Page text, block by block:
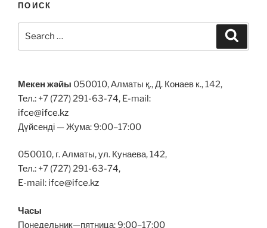
ПОИСК
Мекен жәйы 050010, Алматы қ., Д. Конаев к., 142,
Тел.: +7 (727) 291-63-74, E-mail:
ifce@ifce.kz
Дүйсенді — Жума: 9:00–17:00
050010, г. Алматы, ул. Кунаева, 142,
Тел.: +7 (727) 291-63-74,
E-mail: ifce@ifce.kz
Часы
Понедельник—пятница: 9:00–17:00